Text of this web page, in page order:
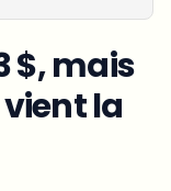
$, mais
vient la